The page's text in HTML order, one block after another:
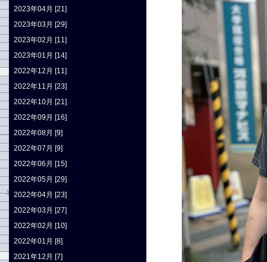
2023年04月 [21]
2023年03月 [29]
2023年02月 [11]
2023年01月 [14]
2022年12月 [11]
2022年11月 [23]
2022年10月 [21]
2022年09月 [16]
2022年08月 [9]
2022年07月 [9]
2022年06月 [15]
2022年05月 [29]
2022年04月 [23]
2022年03月 [27]
2022年02月 [10]
2022年01月 [8]
2021年12月 [7]